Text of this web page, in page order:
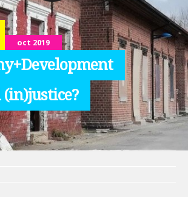
oct 2019
(in)justice?